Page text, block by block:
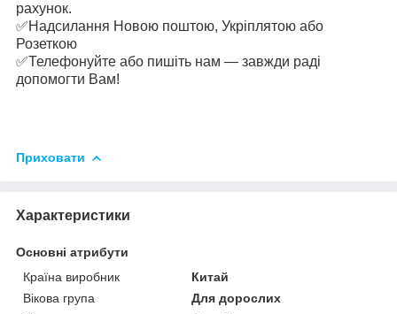
рахунок.
✅Надсилання Новою поштою, Укріплятою або
Розеткою
✅Телефонуйте або пишіть нам — завжди раді
допомогти Вам!
Приховати
Характеристики
Основні атрибути
Країна виробник
Китай
Вікова група
Для дорослих